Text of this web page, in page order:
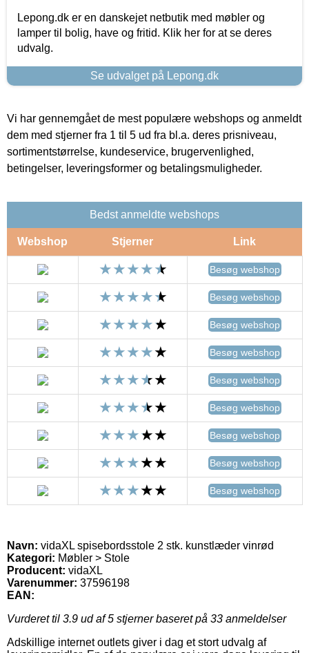
Lepong.dk er en danskejet netbutik med møbler og
lamper til bolig, have og fritid. Klik her for at se deres
udvalg.
Se udvalget på Lepong.dk
Vi har gennemgået de mest populære webshops og anmeldt
dem med stjerner fra 1 til 5 ud fra bl.a. deres prisniveau,
sortimentstørrelse, kundeservice, brugervenlighed,
betingelser, leveringsformer og betalingsmuligheder.
Bedst anmeldte webshops
Webshop Stjerner Link
Besøg webshop
Besøg webshop
Besøg webshop
Besøg webshop
Besøg webshop
Besøg webshop
Besøg webshop
Besøg webshop
Besøg webshop
Navn: vidaXL spisebordsstole 2 stk. kunstlæder vinrød
Kategori: Møbler > Stole
Producent: vidaXL
Varenummer: 37596198
EAN:
Vurderet til 3.9 ud af 5 stjerner baseret på 33 anmeldelser
Adskillige internet outlets giver i dag et stort udvalg af